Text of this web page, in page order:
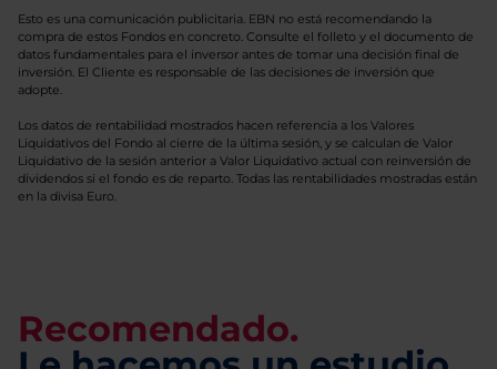
Esto es una comunicación publicitaria. EBN no está recomendando la
compra de estos Fondos en concreto. Consulte el folleto y el documento de
datos fundamentales para el inversor antes de tomar una decisión final de
inversión. El Cliente es responsable de las decisiones de inversión que
adopte.
Los datos de rentabilidad mostrados hacen referencia a los Valores
Liquidativos del Fondo al cierre de la última sesión, y se calculan de Valor
Liquidativo de la sesión anterior a Valor Liquidativo actual con reinversión de
dividendos si el fondo es de reparto. Todas las rentabilidades mostradas están
en la divisa Euro.
Recomendado.